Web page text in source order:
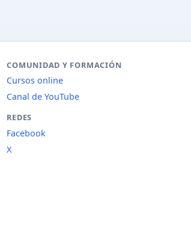
COMUNIDAD Y FORMACIÓN
Cursos online
Canal de YouTube
REDES
Facebook
X